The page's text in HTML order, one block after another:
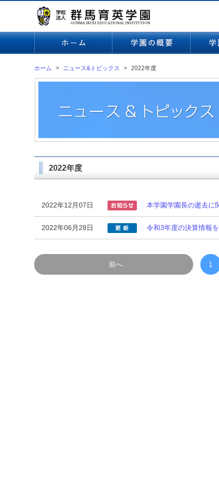
ホーム ニュース&トピックス 2022年度
2022年度
2022年12月07日 本学園学園長の逝去に
2022年06月28日 令和3年度の決算情報
前へ 1